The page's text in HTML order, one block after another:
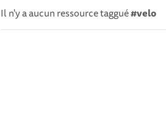
Il n'y a aucun ressource taggué#velo